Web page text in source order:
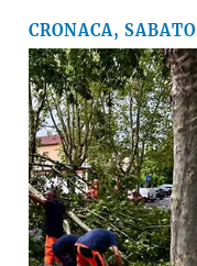
CRONACA,